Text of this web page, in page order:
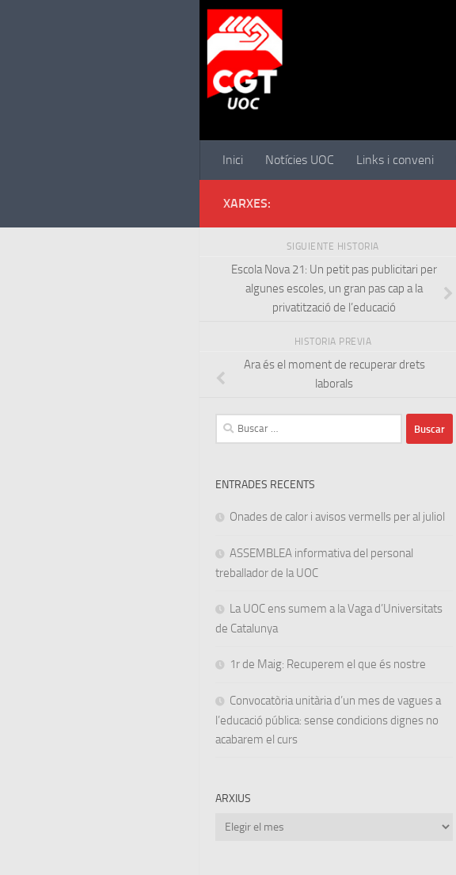
Inici Notícies UOC Links i conveni
XARXES:
SIGUIENTE HISTORIA
Escola Nova 21: Un petit pas publicitari per
algunes escoles, un gran pas cap a la
privatització de l’educació
HISTORIA PREVIA
Ara és el moment de recuperar drets
laborals
Buscar:
ENTRADES RECENTS
Onades de calor i avisos vermells per al juliol
ASSEMBLEA informativa del personal
treballador de la UOC
La UOC ens sumem a la Vaga d’Universitats
de Catalunya
1r de Maig: Recuperem el que és nostre
Convocatòria unitària d’un mes de vagues a
l’educació pública: sense condicions dignes no
acabarem el curs
ARXIUS
Arxius